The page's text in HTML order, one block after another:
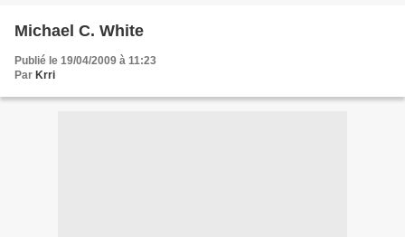
Michael C. White
Publié le 19/04/2009 à 11:23
Par Krri